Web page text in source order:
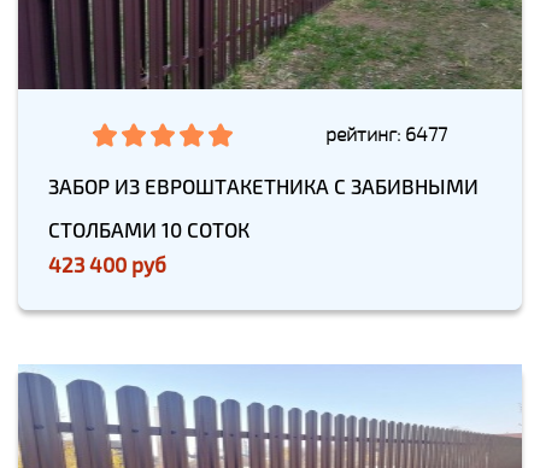
рейтинг: 6477
ЗАБОР ИЗ ЕВРОШТАКЕТНИКА С ЗАБИВНЫМИ
СТОЛБАМИ 10 СОТОК
423 400 руб